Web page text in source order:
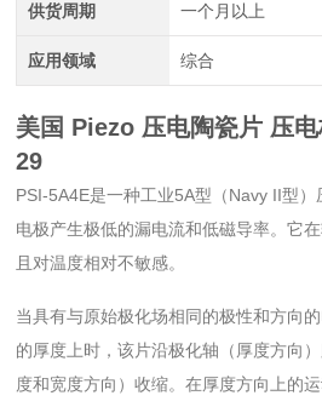
供货周期 一个月以上
应用领域 综合
美国 Piezo 压电陶瓷片 压电
29
PSI-5A4E是一种工业5A型（Navy II型
电极产生极低的漏电流和低磁导率。它
且对温度相对不敏感。
当具有与原始极化场相同的极性和方向
的厚度上时，该片沿极化轴（厚度方向
度和宽度方向）收缩。在厚度方向上的